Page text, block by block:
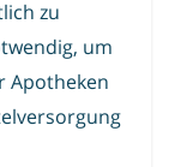
zu
um
Apotheken